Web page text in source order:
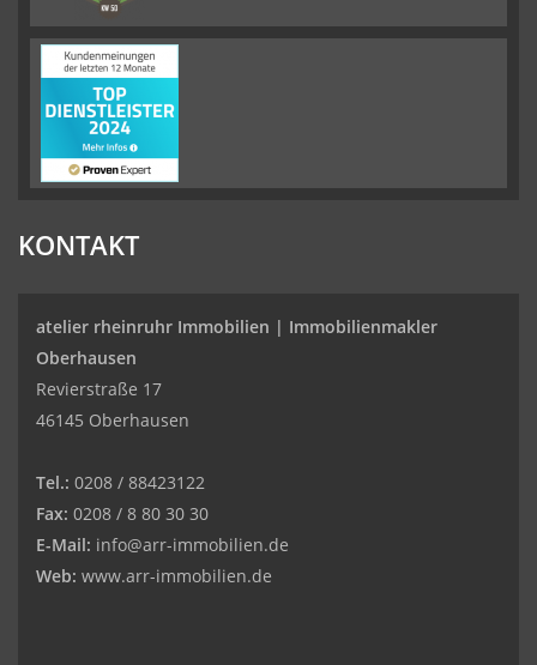
KONTAKT
atelier rheinruhr Immobilien | Immobilienmakler
Oberhausen
Revierstraße 17
46145 Oberhausen
Tel.: 0208 / 88423122
Fax: 0208 / 8 80 30 30
E-Mail: info@arr-immobilien.de
Web: www.arr-immobilien.de